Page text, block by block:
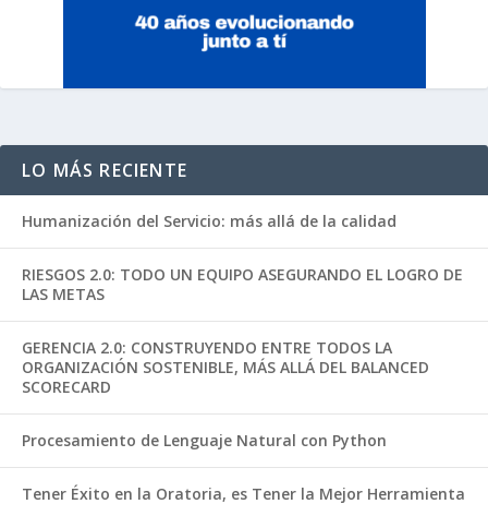
LO MÁS RECIENTE
Humanización del Servicio: más allá de la calidad
RIESGOS 2.0: TODO UN EQUIPO ASEGURANDO EL LOGRO DE
LAS METAS
GERENCIA 2.0: CONSTRUYENDO ENTRE TODOS LA
ORGANIZACIÓN SOSTENIBLE, MÁS ALLÁ DEL BALANCED
SCORECARD
Procesamiento de Lenguaje Natural con Python
Tener Éxito en la Oratoria, es Tener la Mejor Herramienta